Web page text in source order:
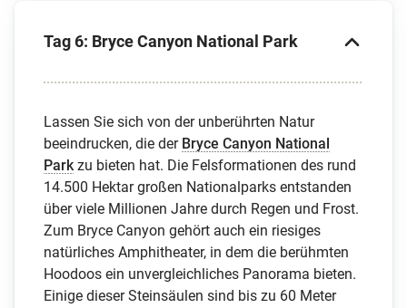
Tag 6: Bryce Canyon National Park
Lassen Sie sich von der unberührten Natur
beeindrucken, die der Bryce Canyon National
Parkzu bieten hat. Die Felsformationen des rund
14.500 Hektar großen Nationalparks entstanden
über viele Millionen Jahre durch Regen und Frost.
Zum Bryce Canyon gehört auch ein riesiges
natürliches Amphitheater, in dem die berühmten
Hoodoos ein unvergleichliches Panorama bieten.
Einige dieser Steinsäulen sind bis zu 60 Meter